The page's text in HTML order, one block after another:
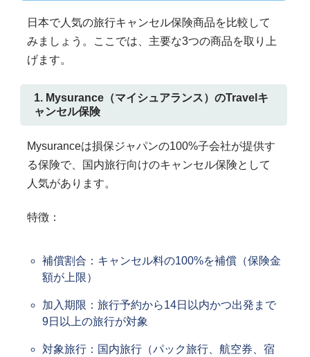
日本で人気の旅行キャンセル保険商品を比較して
みましょう。ここでは、主要な3つの商品を取り上
げます。
1. Mysurance（マイシュアランス）のTravelキ
ャンセル保険
Mysuranceは損保ジャパンの100%子会社が提供す
る保険で、国内旅行向けのキャンセル保険として
人気があります。
特徴：
補償割合：キャンセル料の100%を補償（保険金
額が上限）
加入期限：旅行予約から14日以内かつ出発まで
9日以上の旅行が対象
対象旅行：国内旅行（パック旅行、航空券、宿